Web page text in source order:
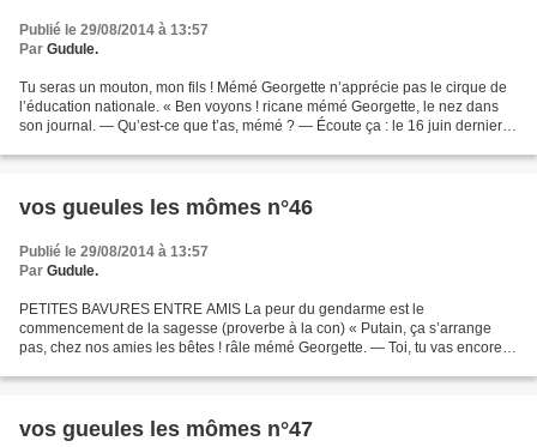
Publié le 29/08/2014 à 13:57
Par Gudule.
Tu seras un mouton, mon fils ! Mémé Georgette n’apprécie pas le cirque de
l’éducation nationale. « Ben voyons ! ricane mémé Georgette, le nez dans
son journal. — Qu’est-ce que t’as, mémé ? — Écoute ça : le 16 juin dernier
vos gueules les mômes n°46
Publié le 29/08/2014 à 13:57
Par Gudule.
PETITES BAVURES ENTRE AMIS La peur du gendarme est le
commencement de la sagesse (proverbe à la con) « Putain, ça s’arrange
pas, chez nos amies les bêtes ! râle mémé Georgette. — Toi, tu vas encore
vos gueules les mômes n°47